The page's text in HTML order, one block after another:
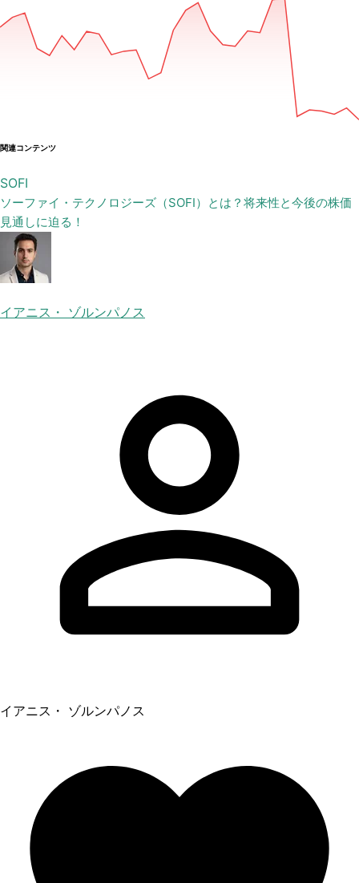
関連コンテンツ
SOFI
ソーファイ・テクノロジーズ（SOFI）とは？将来性と今後の株価
見通しに迫る！
イアニス・ ゾルンパノス
イアニス・ ゾルンパノス